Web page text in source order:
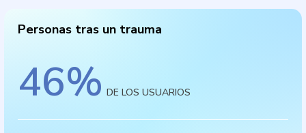
Personas tras un trauma
46% DE LOS USUARIOS